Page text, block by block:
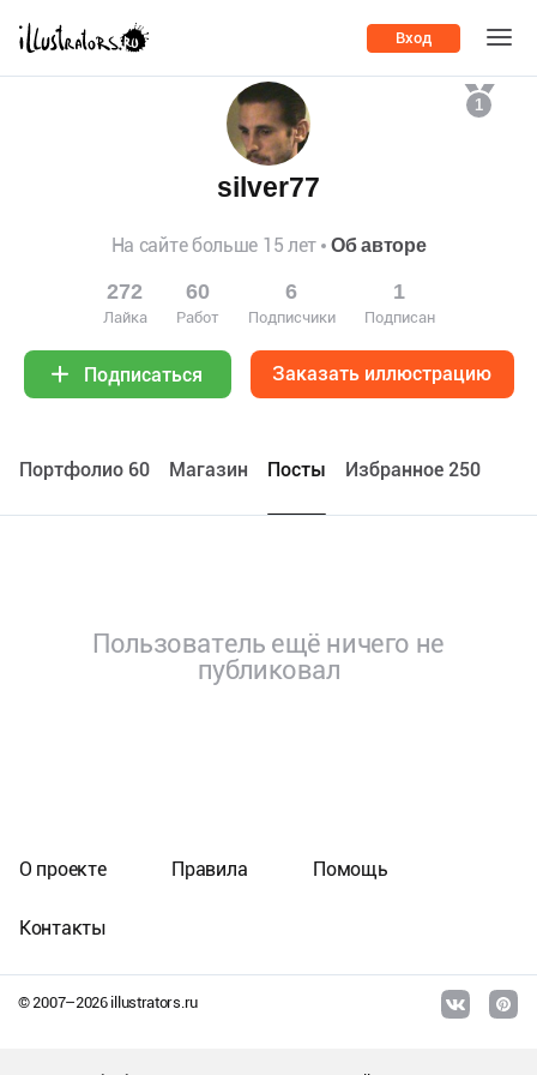
Вход
1
silver77
На сайте больше 15 лет Об авторе
272
Лайка
60
Работ
6
Подписчики
1
Подписан
Подписаться Заказать иллюстрацию
Портфолио 60 Maгазин Посты Избранное 250
Пользователь ещё ничего не
публиковал
© 2007–2026illustrators.ru
О проекте Правила Помощь
Контакты